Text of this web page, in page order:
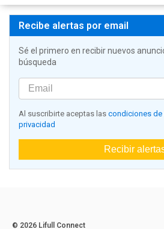
Recibe alertas por email
Sé el primero en recibir nuevos
búsqueda
Al suscribirte aceptas las condiciones de
privacidad
Recibir
© 2026 Lifull Connect